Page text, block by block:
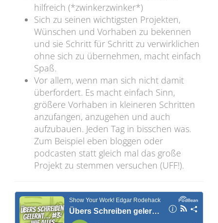
hilfreich (*zwinkerzwinker*)
Sich zu seinen wichtigsten Projekten,
Wünschen und Vorhaben zu bekennen
und sie Schritt für Schritt zu verwirklichen
ohne sich zu übernehmen, macht einfach
Spaß.
Vor allem, wenn man sich nicht damit
überfordert. Es macht einfach Sinn,
größere Vorhaben in kleineren Schritten
anzufangen, anzugehen und auch
aufzubauen. Jeden Tag in bisschen was.
Zum Beispiel eben bloggen oder
podcasten statt gleich mal das große
Projekt zu stemmen versuchen (UFF!).